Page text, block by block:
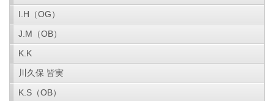
I.H（OG）
J.M（OB）
K.K
川久保 皆実
K.S（OB）